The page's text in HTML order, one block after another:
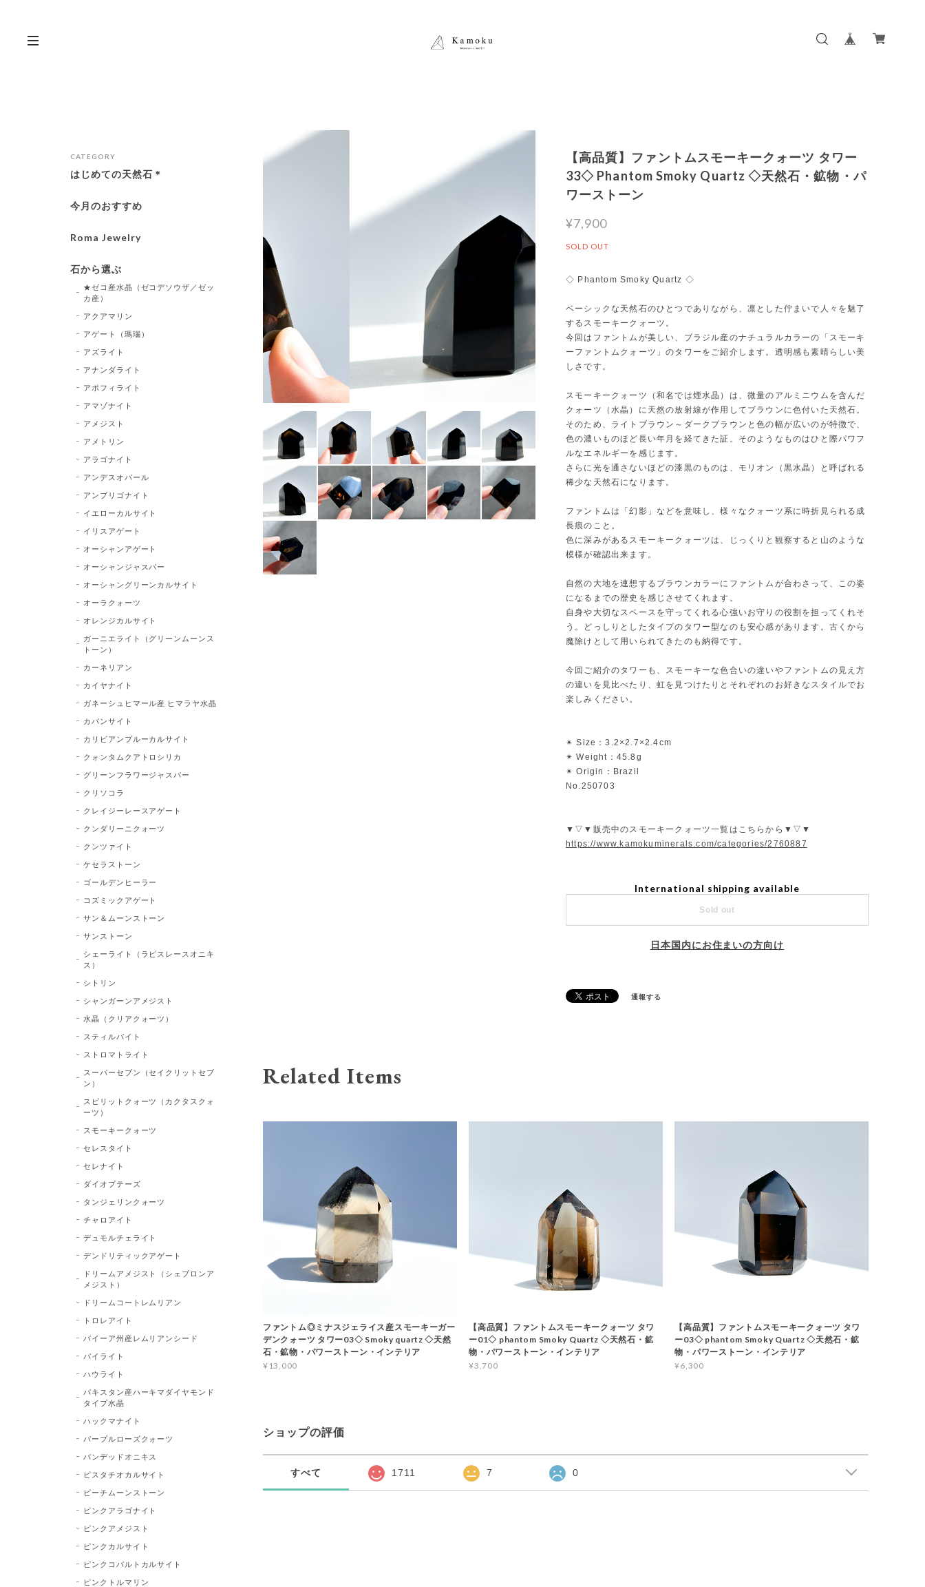
【高品質】ファントムスモーキークォーツ タワー
33◇ Phantom Smoky Quartz ◇天然石・鉱物・パ
ワーストーン
¥7,900
SOLD OUT
◇ Phantom Smoky Quartz ◇
ベーシックな天然石のひとつでありながら、凛とした佇まいで人々を魅了
するスモーキークォーツ。
今回はファントムが美しい、ブラジル産のナチュラルカラーの「スモーキ
ーファントムクォーツ」のタワーをご紹介します。透明感も素晴らしい美
しさです。
スモーキークォーツ（和名では煙水晶）は、微量のアルミニウムを含んだ
クォーツ（水晶）に天然の放射線が作用してブラウンに色付いた天然石。
そのため、ライトブラウン～ダークブラウンと色の幅が広いのが特徴で、
色の濃いものほど長い年月を経てきた証。そのようなものはひと際パワフ
ルなエネルギーを感じます。
さらに光を通さないほどの漆黒のものは、モリオン（黒水晶）と呼ばれる
稀少な天然石になります。
ファントムは「幻影」などを意味し、様々なクォーツ系に時折見られる成
長痕のこと。
色に深みがあるスモーキークォーツは、じっくりと観察すると山のような
模様が確認出来ます。
自然の大地を連想するブラウンカラーにファントムが合わさって、この姿
になるまでの歴史を感じさせてくれます。
自身や大切なスペースを守ってくれる心強いお守りの役割を担ってくれそ
う。どっしりとしたタイプのタワー型なのも安心感があります。古くから
魔除けとして用いられてきたのも納得です。
今回ご紹介のタワーも、スモーキーな色合いの違いやファントムの見え方
の違いを見比べたり、虹を見つけたりとそれぞれのお好きなスタイルでお
楽しみください。
✴︎ Size：3.2×2.7×2.4cm
✴︎ Weight：45.8g
✴︎ Origin：Brazil
No.250703
▼▽▼販売中のスモーキークォーツ一覧はこちらから▼▽▼
https://www.kamokuminerals.com/categories/2760887
International shipping available
Sold out
日本国内にお住まいの方向け
通報する
Related Items
ファントム◎ミナスジェライス産スモーキーガー
デンクォーツ タワー03◇ Smoky quartz ◇天然
石・鉱物・パワーストーン・インテリア
¥13,000
【高品質】ファントムスモーキークォーツ タワ
ー01◇ phantom Smoky Quartz ◇天然石・鉱
物・パワーストーン・インテリア
¥3,700
【高品質】ファントムスモーキークォーツ タワ
ー03◇ phantom Smoky Quartz ◇天然石・鉱
物・パワーストーン・インテリア
¥6,300
ショップの評価
すべて 1711 7 0
CATEGORY
はじめての天然石＊
今月のおすすめ
Roma Jewelry
石から選ぶ
★ゼコ産水晶（ゼコデソウザ／ゼッ
カ産）
アクアマリン
アゲート（瑪瑙）
アズライト
アナンダライト
アポフィライト
アマゾナイト
アメジスト
アメトリン
アラゴナイト
アンデスオパール
アンブリゴナイト
イエローカルサイト
イリスアゲート
オーシャンアゲート
オーシャンジャスパー
オーシャングリーンカルサイト
オーラクォーツ
オレンジカルサイト
ガーニエライト（グリーンムーンス
トーン）
カーネリアン
カイヤナイト
ガネーシュヒマール産 ヒマラヤ水晶
カバンサイト
カリビアンブルーカルサイト
クォンタムクアトロシリカ
グリーンフラワージャスパー
クリソコラ
クレイジーレースアゲート
クンダリーニクォーツ
クンツァイト
ケセラストーン
ゴールデンヒーラー
コズミックアゲート
サン＆ムーンストーン
サンストーン
シェーライト（ラピスレースオニキ
ス）
シトリン
シャンガーンアメジスト
水晶（クリアクォーツ）
スティルバイト
ストロマトライト
スーパーセブン（セイクリットセブ
ン）
スピリットクォーツ（カクタスクォ
ーツ）
スモーキークォーツ
セレスタイト
セレナイト
ダイオプテーズ
タンジェリンクォーツ
チャロアイト
デュモルチェライト
デンドリティックアゲート
ドリームアメジスト（シェブロンア
メジスト）
ドリームコートレムリアン
トロレアイト
バイーア州産レムリアンシード
パイライト
ハウライト
パキスタン産ハーキマダイヤモンド
タイプ水晶
ハックマナイト
パープルローズクォーツ
バンデッドオニキス
ピスタチオカルサイト
ピーチムーンストーン
ピンクアラゴナイト
ピンクアメジスト
ピンクカルサイト
ピンクコバルトカルサイト
ピンクトルマリン